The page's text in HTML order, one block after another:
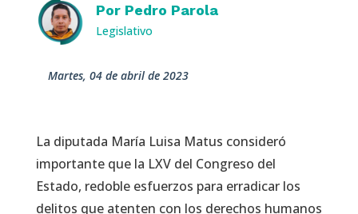
Por Pedro Parola
Legislativo
martes, 04 de abril de 2023
La diputada María Luisa Matus consideró
importante que la LXV del Congreso del
Estado, redoble esfuerzos para erradicar los
delitos que atenten con los derechos humanos